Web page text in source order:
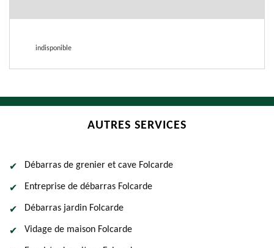
indisponible
AUTRES SERVICES
Débarras de grenier et cave Folcarde
Entreprise de débarras Folcarde
Débarras jardin Folcarde
Vidage de maison Folcarde